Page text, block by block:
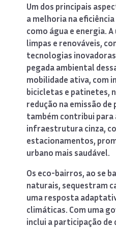
Um dos principais
a melhoria na
como água e energia.
limpas e renováveis,
tecnologias
pegada ambiental
mobilidade ativa, com
bicicletas e patinetes,
redução na emissão de
também contribui para
infraestrutura cinza,
estacionamentos,
urbano mais saudável.
Os eco-bairros, ao se
naturais, sequestram
uma resposta
climáticas. Com uma
inclui a participação de